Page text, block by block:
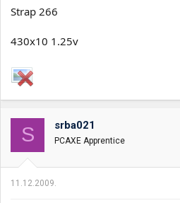
Strap 266
430x10 1.25v
S srba021
PCAXE Apprentice
11.12.2009.